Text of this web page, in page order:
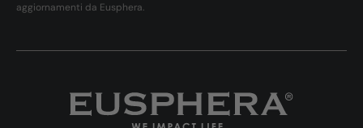
aggiornamenti da Eusphera.